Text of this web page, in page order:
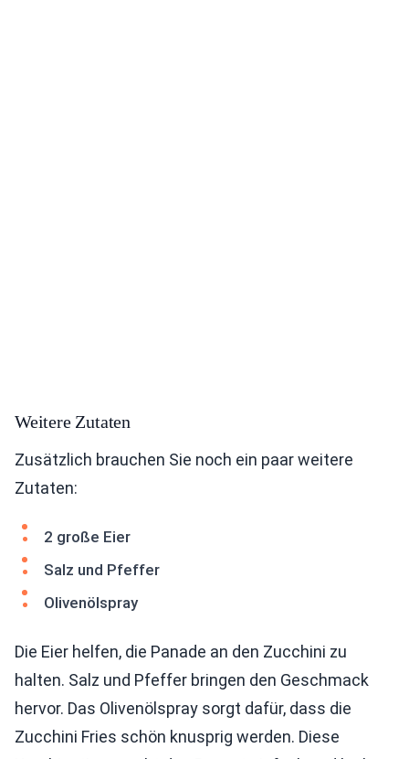
Weitere Zutaten
Zusätzlich brauchen Sie noch ein paar weitere
Zutaten:
2 große Eier
Salz und Pfeffer
Olivenölspray
Die Eier helfen, die Panade an den Zucchini zu
halten. Salz und Pfeffer bringen den Geschmack
hervor. Das Olivenölspray sorgt dafür, dass die
Zucchini Fries schön knusprig werden. Diese